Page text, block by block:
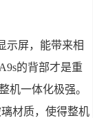
示屏，能带来相
的背部才是重
机一体化极强。
材质，使得整机